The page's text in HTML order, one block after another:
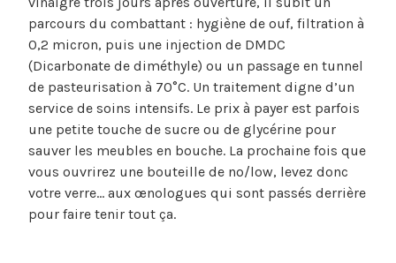
parcours du combattant : hygiène de ouf, filtration à
0,2 micron, puis une injection de DMDC
(Dicarbonate de diméthyle) ou un passage en tunnel
de pasteurisation à 70°C. Un traitement digne d’un
service de soins intensifs. Le prix à payer est parfois
une petite touche de sucre ou de glycérine pour
sauver les meubles en bouche. La prochaine fois que
vous ouvrirez une bouteille de no/low, levez donc
votre verre… aux œnologues qui sont passés derrière
pour faire tenir tout ça.